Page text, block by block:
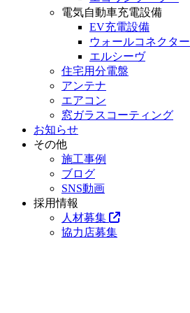
電気自動車充電設備
EV充電設備
ウォールコネクター
エルシーヴ
住宅用分電盤
アンテナ
エアコン
窓ガラスコーティング
お知らせ
その他
施工事例
ブログ
SNS動画
採用情報
人材募集
協力店募集